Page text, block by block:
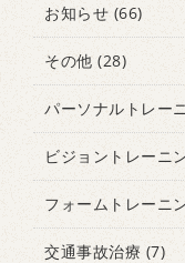
お知らせ (66)
その他 (28)
パーソナルトレー
ビジョントレーニ
フォームトレーニ
交通事故治療 (7)